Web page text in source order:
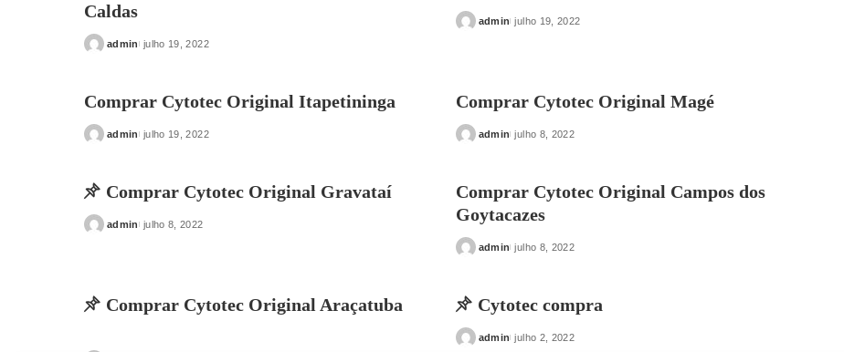
Caldas
Posted
admin julho 19, 2022
Posted
admin julho 19, 2022
Comprar Cytotec Original Itapetininga
Posted
admin julho 19, 2022
Comprar Cytotec Original Magé
Posted
admin julho 8, 2022
Comprar Cytotec Original Gravataí
Posted
admin julho 8, 2022
Comprar Cytotec Original Campos dos
Goytacazes
Posted
admin julho 8, 2022
Comprar Cytotec Original Araçatuba Cytotec compra
Posted
admin julho 2, 2022